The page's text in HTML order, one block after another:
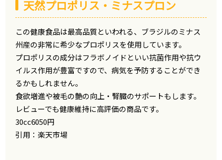
天然プロポリス・ミナスプロン
この健康食品は最高品質といわれる、ブラジルのミナス
州産の非常に希少なプロポリスを使用しています。
プロポリスの成分はフラボノイドといい抗菌作用や抗ウ
イルス作用が豊富ですので、病気を予防することができ
るかもしれません。
食欲増進や被毛の艶の向上・腎臓のサポートもします。
レビューでも健康維持に高評価の商品です。
30cc6050円
引用：楽天市場